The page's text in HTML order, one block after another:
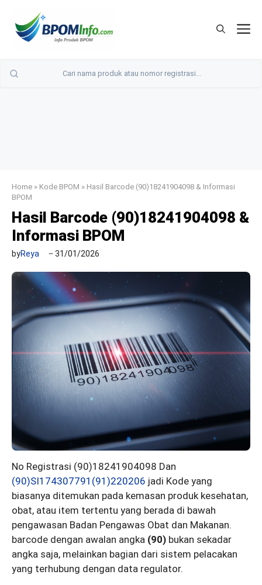
Home » Kode BPOM » Hasil Barcode (90)18241904098 & Informasi
BPOM
Hasil Barcode (90)18241904098 &
Informasi BPOM
byReya 31/01/2026
No Registrasi (90)18241904098 Dan
(90)SI174307791(91)220206 jadi Kode yang
biasanya ditemukan pada kemasan produk kesehatan,
obat, atau item tertentu yang berada di bawah
pengawasan Badan Pengawas Obat dan Makanan.
barcode dengan awalan angka (90) bukan sekadar
angka saja, melainkan bagian dari sistem pelacakan
yang terhubung dengan data regulator.